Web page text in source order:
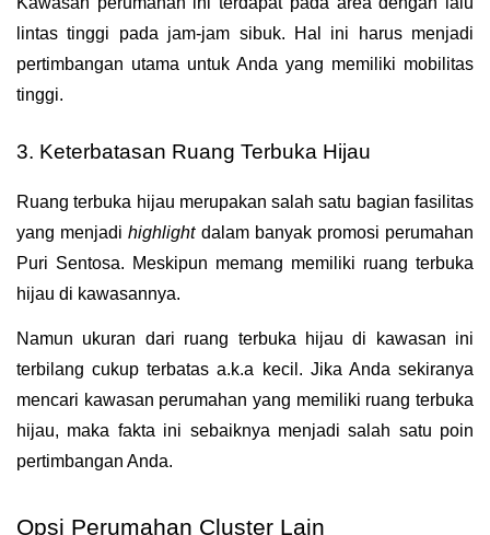
lintas tinggi pada jam-jam sibuk. Hal ini harus menjadi
pertimbangan utama untuk Anda yang memiliki mobilitas
tinggi.
3. Keterbatasan Ruang Terbuka Hijau
Ruang terbuka hijau merupakan salah satu bagian fasilitas
yang menjadi highlight dalam banyak promosi perumahan
Puri Sentosa. Meskipun memang memiliki ruang terbuka
hijau di kawasannya.
Namun ukuran dari ruang terbuka hijau di kawasan ini
terbilang cukup terbatas a.k.a kecil. Jika Anda sekiranya
mencari kawasan perumahan yang memiliki ruang terbuka
hijau, maka fakta ini sebaiknya menjadi salah satu poin
pertimbangan Anda.
Opsi Perumahan Cluster Lain